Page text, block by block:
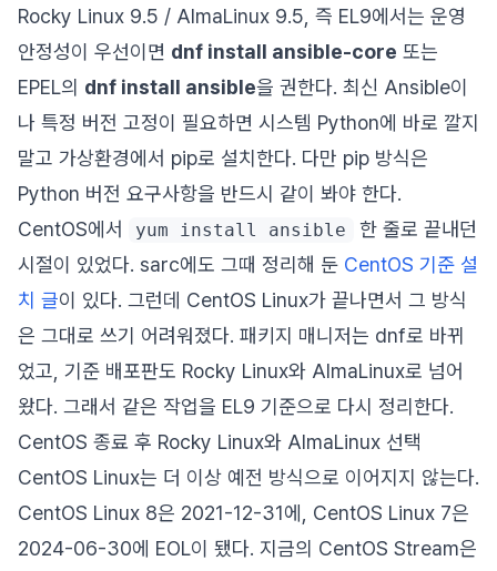
Rocky Linux 9.5 / AlmaLinux 9.5, 즉 EL9에서는 운영
안정성이 우선이면 dnf install ansible-core 또는
EPEL의 dnf install ansible을 권한다. 최신 Ansible이
나 특정 버전 고정이 필요하면 시스템 Python에 바로 깔지
말고 가상환경에서 pip로 설치한다. 다만 pip 방식은
Python 버전 요구사항을 반드시 같이 봐야 한다.
CentOS에서
yum install ansible
한 줄로 끝내던
시절이 있었다. sarc에도 그때 정리해 둔 CentOS 기준 설
치 글이 있다. 그런데 CentOS Linux가 끝나면서 그 방식
은 그대로 쓰기 어려워졌다. 패키지 매니저는 dnf로 바뀌
었고, 기준 배포판도 Rocky Linux와 AlmaLinux로 넘어
왔다. 그래서 같은 작업을 EL9 기준으로 다시 정리한다.
CentOS 종료 후 Rocky Linux와 AlmaLinux 선택
CentOS Linux는 더 이상 예전 방식으로 이어지지 않는다.
CentOS Linux 8은 2021-12-31에, CentOS Linux 7은
2024-06-30에 EOL이 됐다. 지금의 CentOS Stream은